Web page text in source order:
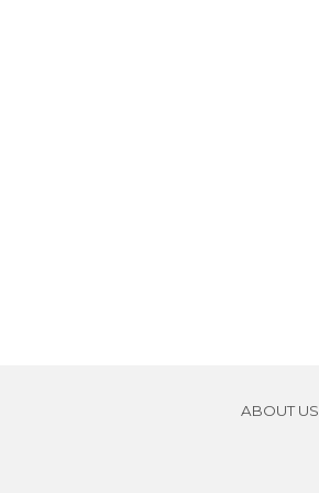
ABOUT US